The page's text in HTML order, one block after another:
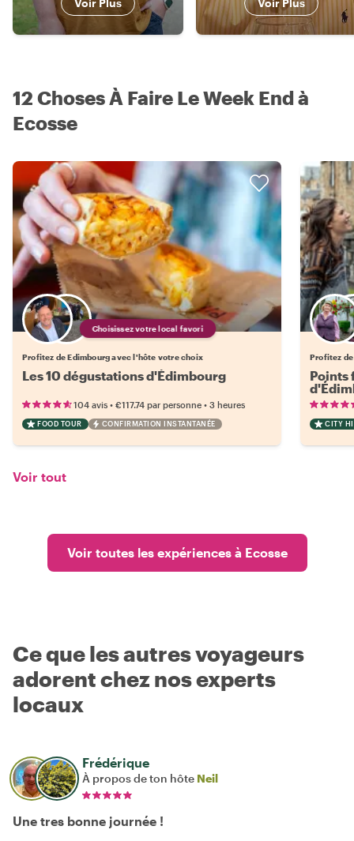
Voir Plus Voir Plus
12 Choses À Faire Le Week End à
Ecosse
Choisissez votre local favori
Profitez de Edimbourg avec l'hôte votre choix
Les 10 dégustations d'Édimbourg
104 avis • €117.74 par personne • 3 heures
FOOD TOUR CONFIRMATION INSTANTANÉE
Profitez
Points
CITY
Voir tout
Voir toutes les expériences à Ecosse
Ce que les autres voyageurs
adorent chez nos experts
locaux
Frédérique
À propos de ton hôte Neil
Une tres bonne journée !